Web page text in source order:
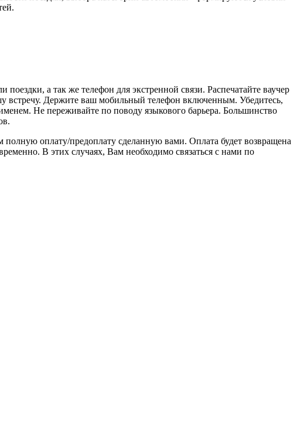
а так же телефон для экстренной связи. Распечатайте ваучер
встречу. Держите ваш мобильный телефон включенным. Убедитесь,
Не переживайте по поводу языкового барьера. Большинство
полную оплату/предоплату сделанную вами. Оплата будет возвращена
В этих случаях, Вам необходимо связаться с нами по